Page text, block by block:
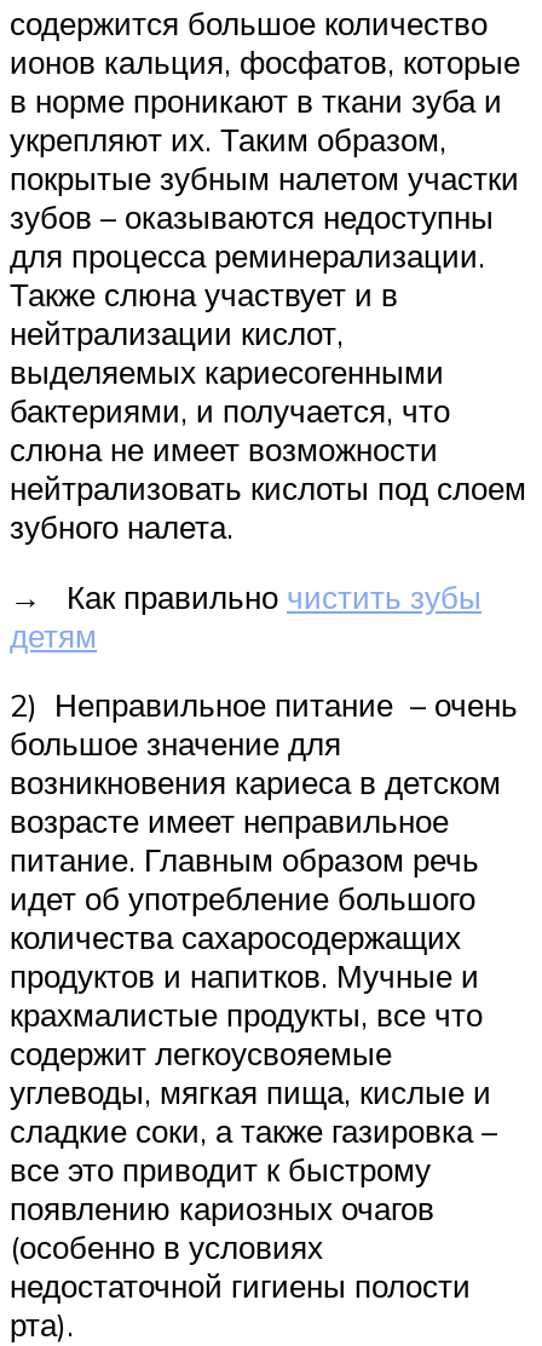
содержится большое количество
ионов кальция, фосфатов, которые
в норме проникают в ткани зуба и
укрепляют их. Таким образом,
покрытые зубным налетом участки
зубов – оказываются недоступны
для процесса реминерализации.
Также слюна участвует и в
нейтрализации кислот,
выделяемых кариесогенными
бактериями, и получается, что
слюна не имеет возможности
нейтрализовать кислоты под слоем
зубного налета.
→ Как правильно чистить зубы
детям
2) Неправильное питание – очень
большое значение для
возникновения кариеса в детском
возрасте имеет неправильное
питание. Главным образом речь
идет об употребление большого
количества сахаросодержащих
продуктов и напитков. Мучные и
крахмалистые продукты, все что
содержит легкоусвояемые
углеводы, мягкая пища, кислые и
сладкие соки, а также газировка –
все это приводит к быстрому
появлению кариозных очагов
(особенно в условиях
недостаточной гигиены полости
рта).